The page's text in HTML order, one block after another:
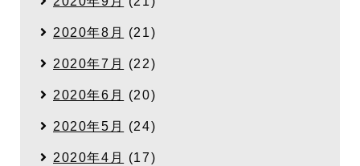
2020年8月 (21)
2020年7月 (22)
2020年6月 (20)
2020年5月 (24)
2020年4月 (17)